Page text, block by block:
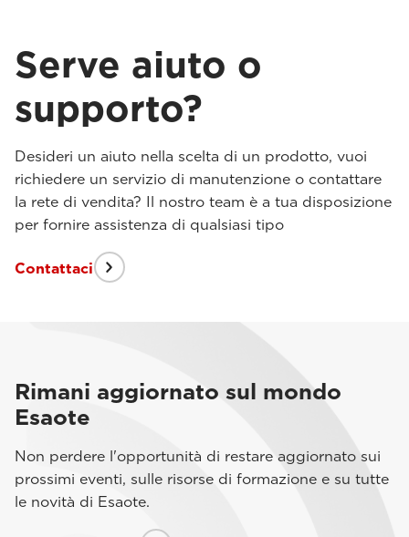
Serve aiuto o
supporto?
Desideri un aiuto nella scelta di un prodotto, vuoi
richiedere un servizio di manutenzione o contattare
la rete di vendita? Il nostro team è a tua disposizione
per fornire assistenza di qualsiasi tipo
Contattaci
Rimani aggiornato sul mondo
Esaote
Non perdere l'opportunità di restare aggiornato sui
prossimi eventi, sulle risorse di formazione e su tutte
le novità di Esaote.